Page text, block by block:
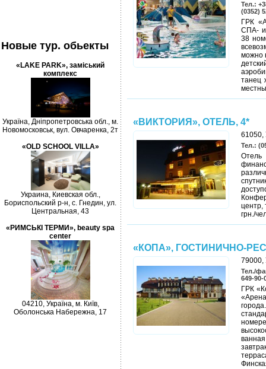
Новые тур. обьекты
«LAKE PARK», заміський
комплекс
Україна, Дніпропетровська обл., м.
Новомосковськ, вул. Овчаренка, 2т
«OLD SCHOOL VILLA»
Украина, Киевская обл.,
Бориспольский р-н, с. Гнедин, ул.
Центральная, 43
«РИМСЬКІ ТЕРМИ», beauty spa
center
04210, Україна, м. Київ,
Оболонська Набережна, 17
Тел.:
(0352)
ГРК
СПА- и
38
можно
танец
«ВИКТОРИЯ», ОТЕЛЬ, 4*
61050,
Тел.:
центр,
грн./
«КОПА», ГОСТИНИЧНО-
79000,
Тел./
649-90-
ГРК